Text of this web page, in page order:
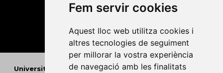
Fem servir cookies
Aquest lloc web utilitza cookies i
altres tecnologies de seguiment
per millorar la vostra experiència
de navegació amb les finalitats
Universitat Abat Oliba CEU•Universitat d'Alacant